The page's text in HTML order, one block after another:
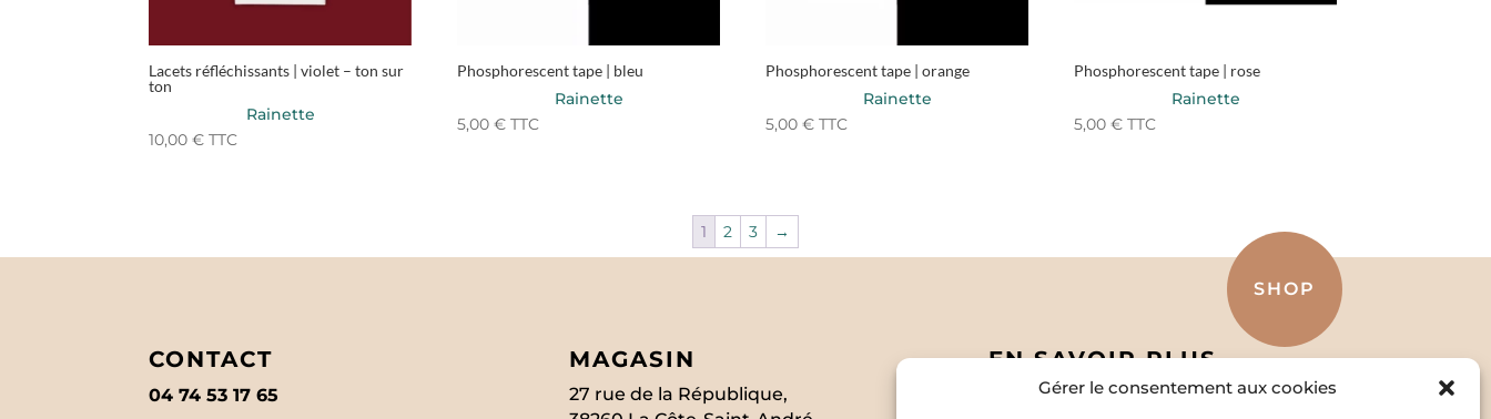
Gérer le consentement aux cookies
Lacets réfléchissants | violet – ton sur
ton
Rainette
10,00€ TTC
Phosphorescent tape | bleu
Rainette
5,00€ TTC
Phosphorescent tape | orange
Rainette
5,00€ TTC
Phosphorescent tape | rose
Rainette
5,00€ TTC
1 2 3 →
CONTACT
04 74 53 17 65
MAGASIN
27 rue de la République,
SHOP
EN SAVOIR PLUS
Politique de confidentialité